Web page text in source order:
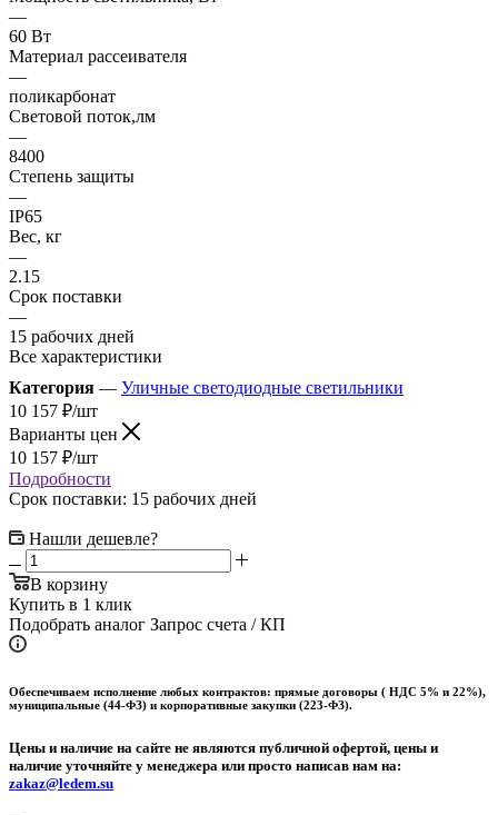
—
60 Вт
Материал рассеивателя
—
поликарбонат
Световой поток,лм
—
8400
Степень защиты
—
IP65
Вес, кг
—
2.15
Срок поставки
—
15 рабочих дней
Все характеристики
Категория — Уличные светодиодные светильники
10 157 ₽/шт
Варианты цен
10 157 ₽/шт
Подробности
Срок поставки: 15 рабочих дней
Нашли дешевле?
В корзину
Купить в 1 клик
Подобрать аналог Запрос счета / КП
Обеспечиваем исполнение любых контрактов: прямые договоры ( НДС 5% и 22%),
муниципальные (44-ФЗ) и корпоративные закупки (223-ФЗ).
Цены и наличие на сайте не являются публичной офертой, цены и
наличие уточняйте у менеджера или просто написав нам на:
zakaz@ledem.su